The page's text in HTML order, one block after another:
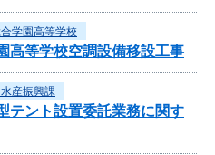
学園高等学校
高等学校空調設備移設工事
産振興課
テント設置委託業務に関す